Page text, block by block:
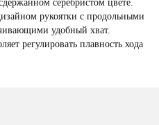
серебристом цвете.
рукоятки с продольными
удобный хват.
регулировать плавность хода